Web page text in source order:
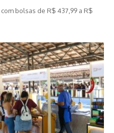
bolsas de R$ 437,99 a R$